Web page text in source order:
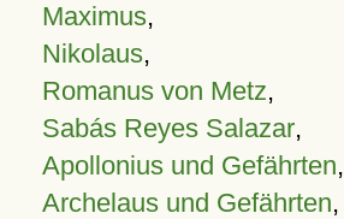
Maximus,
Nikolaus,
Romanus von Metz,
Sabás Reyes Salazar,
Apollonius und Gefährten,
Archelaus und Gefährten,